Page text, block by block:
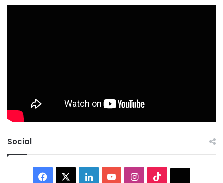
Social
Facebook LinkedInYouTubeInstagram